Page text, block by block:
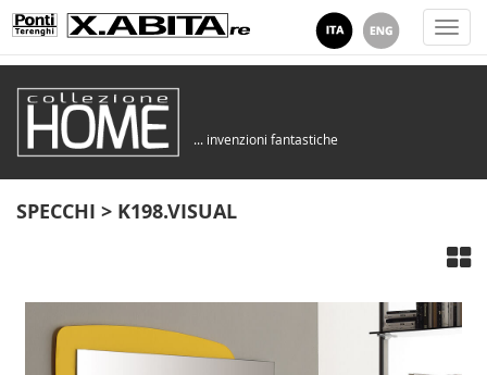
... invenzioni fantastiche
SPECCHI > K198.VISUAL